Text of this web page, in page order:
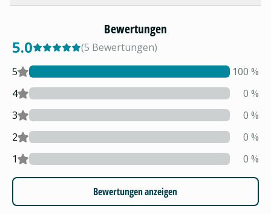
Bewertungen
5.0 (5 Bewertungen)
5
100 %
4
0 %
3
0 %
2
0 %
1
0 %
Bewertungen anzeigen